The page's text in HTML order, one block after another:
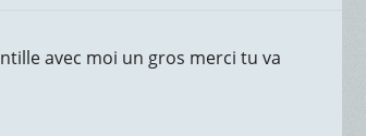
avec moi un gros merci tu va